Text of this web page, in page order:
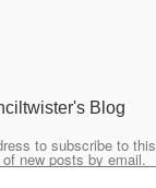
Blog
to subscribe to
new posts by email.